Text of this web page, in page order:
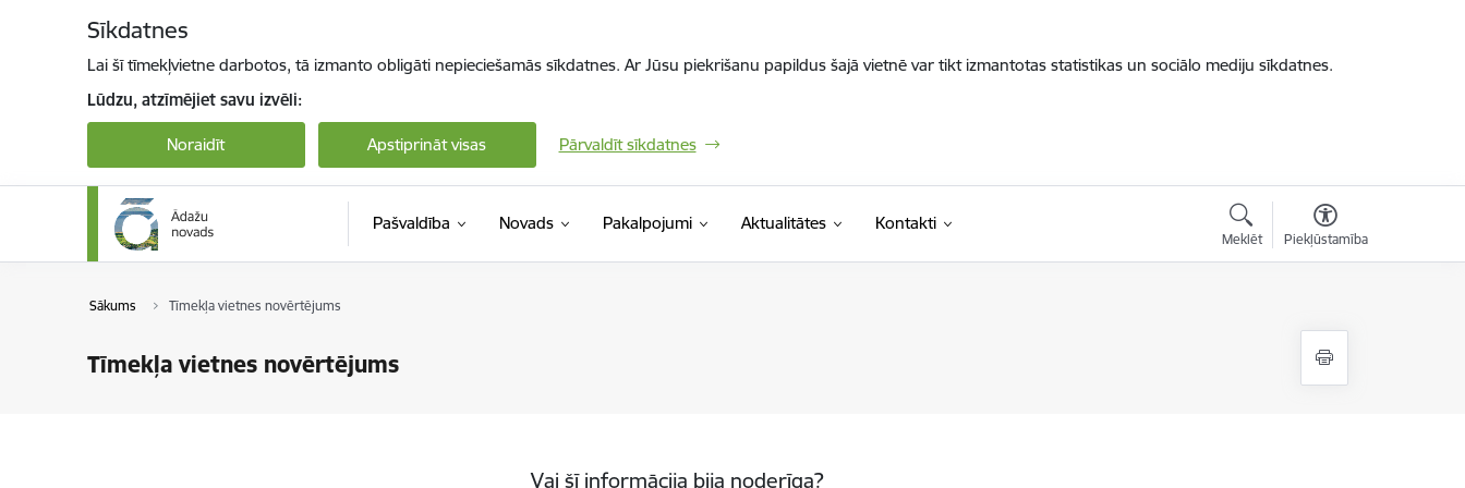
Sīkdatnes
Lai šī tīmekļvietne darbotos, tā izmanto obligāti nepieciešamās sīkdatnes. Ar Jūsu piekrišanu papildus šajā vietnē var tikt izmantotas statistikas un sociālo mediju sīkdatnes.
Lūdzu, atzīmējiet savu izvēli:
Noraidīt Apstiprināt visas Pārvaldīt sīkdatnes
Pašvaldība Novads Pakalpojumi Aktualitātes Kontakti
Meklēt Piekļūstamība
Sākums Tīmekļa vietnes novērtējums
Tīmekļa vietnes novērtējums
Vai šī informācija bija noderīga?